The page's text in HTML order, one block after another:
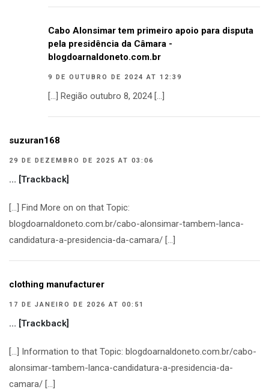
Cabo Alonsimar tem primeiro apoio para disputa
pela presidência da Câmara -
blogdoarnaldoneto.com.br
9 DE OUTUBRO DE 2024 AT 12:39
[…] Região outubro 8, 2024 […]
suzuran168
29 DE DEZEMBRO DE 2025 AT 03:06
… [Trackback]
[…] Find More on on that Topic:
blogdoarnaldoneto.com.br/cabo-alonsimar-tambem-lanca-
candidatura-a-presidencia-da-camara/ […]
clothing manufacturer
17 DE JANEIRO DE 2026 AT 00:51
… [Trackback]
[…] Information to that Topic: blogdoarnaldoneto.com.br/cabo-
alonsimar-tambem-lanca-candidatura-a-presidencia-da-
camara/ […]